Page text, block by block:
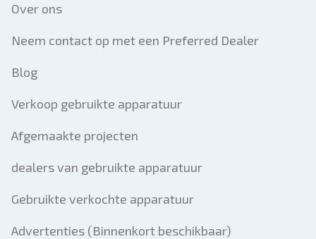
Over ons
Neem contact op met een Preferred Dealer
Blog
Verkoop gebruikte apparatuur
Afgemaakte projecten
dealers van gebruikte apparatuur
Gebruikte verkochte apparatuur
Advertenties (Binnenkort beschikbaar)